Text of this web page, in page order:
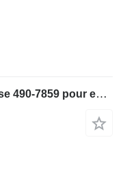
Tuyau hydraulique Caterpillar Hose 490-7859 pour excavateur